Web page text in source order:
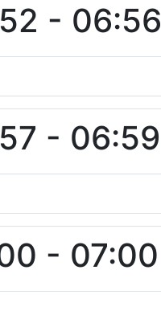
- 06:56
- 06:59
- 07:00